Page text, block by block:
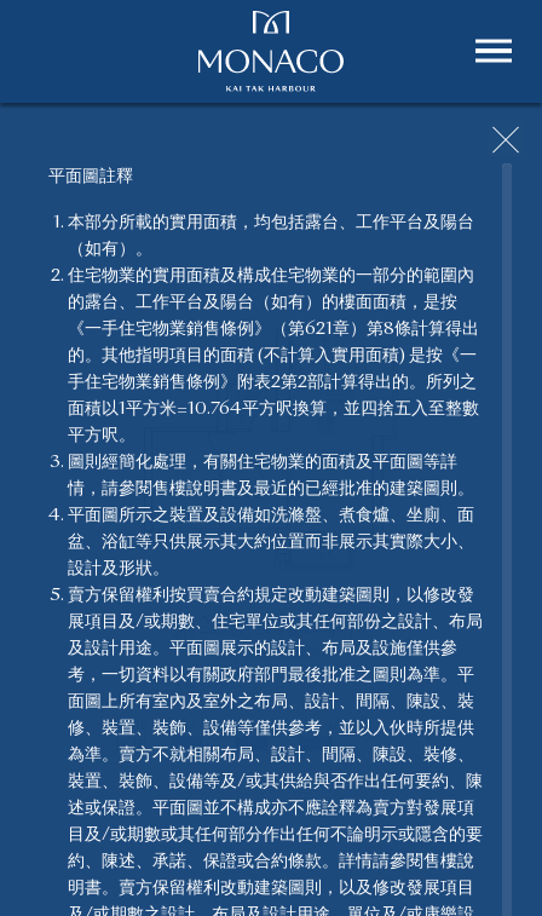
單位平面圖
MONACO 一絲不苟，別具匠心，為住客精心打造每個單
位。
開放式單位 1房(開放式廚房)
2房(開放式廚房) 2房
3房(開放式廚房) 3房及儲物房
第2B座18樓D單位
2房 (開放式廚房)
實用面積: 437 平方呎
Legend 圖例
平面圖註釋
本部分所載的實用面積，均包括露台、工作平台及陽台
（如有）。
住宅物業的實用面積及構成住宅物業的一部分的範圍內
的露台、工作平台及陽台（如有）的樓面面積，是按
《一手住宅物業銷售條例》（第621章）第8條計算得出
的。其他指明項目的面積 (不計算入實用面積) 是按《一
手住宅物業銷售條例》附表2第2部計算得出的。所列之
面積以1平方米=10.764平方呎換算，並四捨五入至整數
平方呎。
圖則經簡化處理，有關住宅物業的面積及平面圖等詳
情，請參閱售樓說明書及最近的已經批准的建築圖則。
平面圖所示之裝置及設備如洗滌盤、煮食爐、坐廁、面
盆、浴缸等只供展示其大約位置而非展示其實際大小、
設計及形狀。
賣方保留權利按買賣合約規定改動建築圖則，以修改發
展項目及/或期數、住宅單位或其任何部份之設計、布局
及設計用途。平面圖展示的設計、布局及設施僅供參
考，一切資料以有關政府部門最後批准之圖則為準。平
面圖上所有室內及室外之布局、設計、間隔、陳設、裝
修、裝置、裝飾、設備等僅供參考，並以入伙時所提供
為準。賣方不就相關布局、設計、間隔、陳設、裝修、
裝置、裝飾、設備等及/或其供給與否作出任何要約、陳
述或保證。平面圖並不構成亦不應詮釋為賣方對發展項
目及/或期數或其任何部分作出任何不論明示或隱含的要
約、陳述、承諾、保證或合約條款。詳情請參閱售樓說
明書。賣方保留權利改動建築圖則，以及修改發展項目